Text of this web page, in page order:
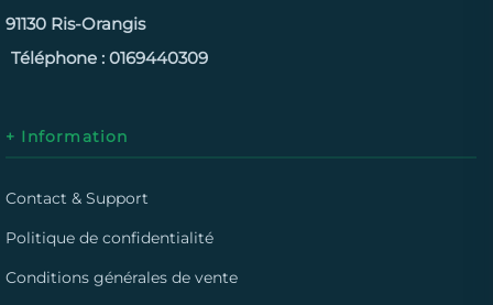
91130 Ris-Orangis
Téléphone : 0169440309
+ Information
Contact & Support
Politique de confidentialité
Conditions générales de vente